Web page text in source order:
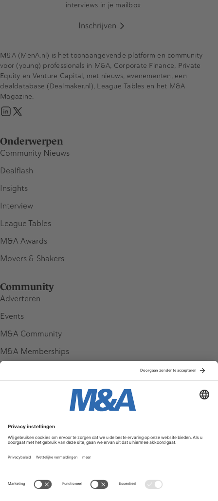
interviews in je mailbox
Inschrijven
Onderwerpen
Community Nieuws
Dealflash
Insights
Interview
League Tables
M&A Awards
Movers & Shakers
Community
Adverteren
Events
M&A Community
M&A Memberships
Service & Contact
Contact
FAQ
Werken bij ons
M&A (MenA.nl) is het toonaangevende platform en community
voor (young) professionals in M&A, Corporate Finance, Private
Equity en Venture Capital, met nieuws, evenementen, een
dealdatabase (Dealmaker.nl), League Tables en het M&A
Magazine.